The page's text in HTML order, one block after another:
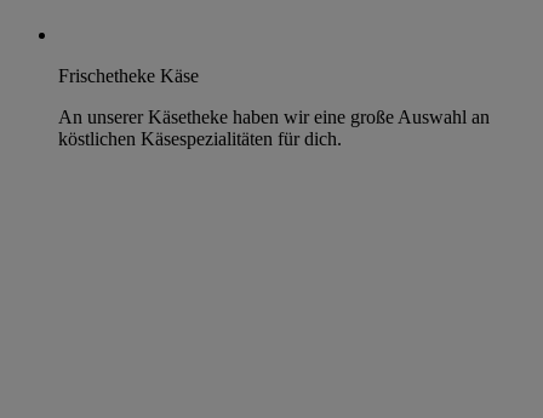
Frischetheke Käse
An unserer Käsetheke haben wir eine große Auswahl an
köstlichen Käsespezialitäten für dich.